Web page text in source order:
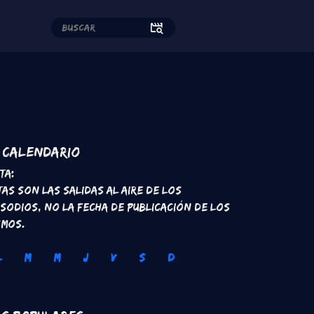
sociales
Calendario
son las salidas al aire de los
no la fecha de publicación de los
M M J V S D